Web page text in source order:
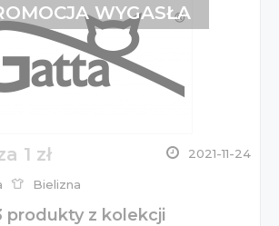
1 zł 2021-11-24
Bielizna
produkty z kolekcji
WYGASŁA